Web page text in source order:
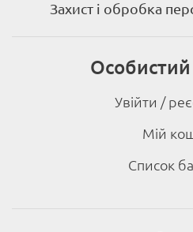
Захист і обробка
Особистий
Увійти /
Мій
Список